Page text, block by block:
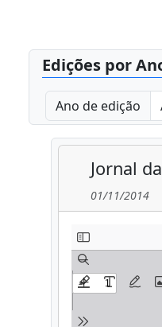
Edições por
Ano de edição
Jornal
01/11/2014